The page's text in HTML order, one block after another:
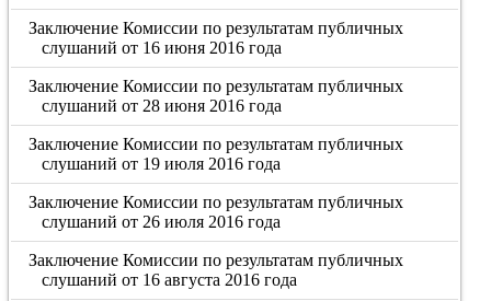
Заключение Комиссии по результатам публичных
слушаний от 16 июня 2016 года
Заключение Комиссии по результатам публичных
слушаний от 28 июня 2016 года
Заключение Комиссии по результатам публичных
слушаний от 19 июля 2016 года
Заключение Комиссии по результатам публичных
слушаний от 26 июля 2016 года
Заключение Комиссии по результатам публичных
слушаний от 16 августа 2016 года